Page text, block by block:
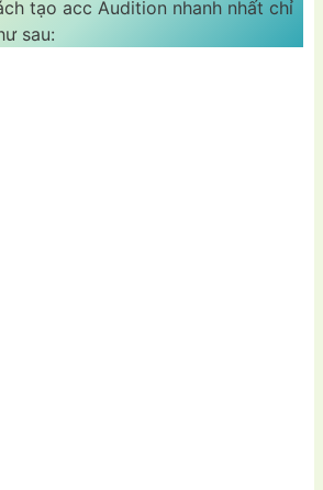
tạo acc Audition nhanh nhất chỉ
sau: